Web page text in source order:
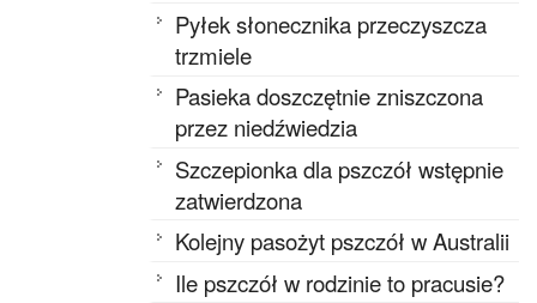
Pyłek słonecznika przeczyszcza
trzmiele
Pasieka doszczętnie zniszczona
przez niedźwiedzia
Szczepionka dla pszczół wstępnie
zatwierdzona
Kolejny pasożyt pszczół w Australii
Ile pszczół w rodzinie to pracusie?